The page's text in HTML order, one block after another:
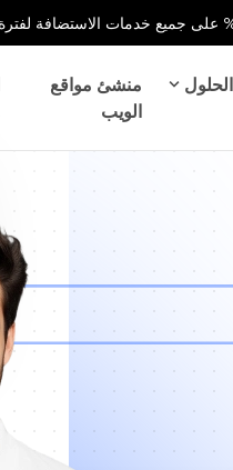
الحلول
منشئ مواقع
الويب